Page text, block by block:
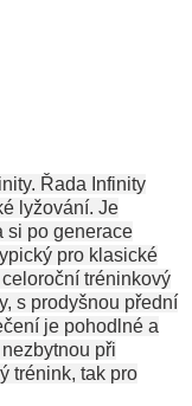
Řada Infinity
lyžování. Je
si po generace
pro klasické
tréninkový
s prodyšnou přední
je pohodlné a
při
trénink, tak pro